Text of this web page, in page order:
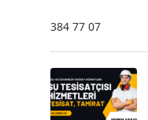
384 77 07